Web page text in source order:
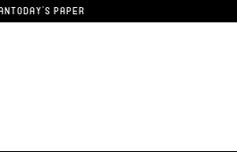
TODAY'S PAPER